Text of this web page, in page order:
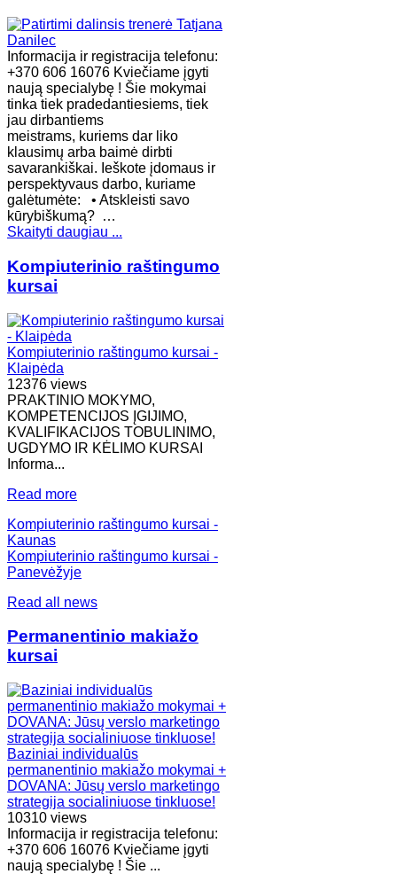
Informacija ir registracija telefonu:
+370 606 16076 Kviečiame įgyti
naują specialybę ! Šie mokymai
tinka tiek pradedantiesiems, tiek
jau dirbantiems
meistrams, kuriems dar liko
klausimų arba baimė dirbti
savarankiškai. Ieškote įdomaus ir
perspektyvaus darbo, kuriame
galėtumėte: • Atskleisti savo
kūrybiškumą? …
Skaityti daugiau ...
Kompiuterinio raštingumo
kursai
Kompiuterinio raštingumo kursai -
Klaipėda
12376 views
PRAKTINIO MOKYMO,
KOMPETENCIJOS ĮGIJIMO,
KVALIFIKACIJOS TOBULINIMO,
UGDYMO IR KĖLIMO KURSAI
Informa...
Read more
Kompiuterinio raštingumo kursai -
Kaunas
Kompiuterinio raštingumo kursai -
Panevėžyje
Read all news
Permanentinio makiažo
kursai
Baziniai individualūs
permanentinio makiažo mokymai +
DOVANA: Jūsų verslo marketingo
strategija socialiniuose tinkluose!
10310 views
Informacija ir registracija telefonu:
+370 606 16076 Kviečiame įgyti
naują specialybę ! Šie ...